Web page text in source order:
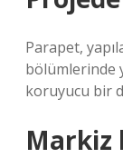
Parapet,
bölümlerinde
koruyucu bir
Markiz